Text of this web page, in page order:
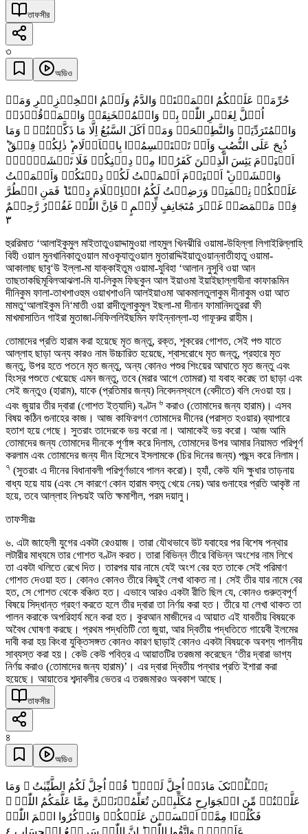
তাফসীর
৩
অডিও
حُرِّمَتۡ عَلَیۡکُمُ الۡمَیۡتَۃُ وَالدَّمُ وَلَحۡمُ الۡخِنۡزِیۡرِ وَمَاۤ
اُہِلَّ لِغَیۡرِ اللّٰہِ بِہٖ وَالۡمُنۡخَنِقَۃُ وَالۡمَوۡقُوۡذَۃُ
وَالۡمُتَرَدِّیَۃُ وَالنَّطِیۡحَۃُ وَمَاۤ اَکَلَ السَّبُعُ اِلَّا مَا ذَکَّیۡتُمۡ ۟ وَمَا
ذُبِحَ عَلَی النُّصُبِ وَاَنۡ تَسۡتَقۡسِمُوۡا بِالۡاَزۡلَامِ ؕ ذٰلِکُمۡ فِسۡقٌ ؕ
اَلۡیَوۡمَ یَئِسَ الَّذِیۡنَ کَفَرُوۡا مِنۡ دِیۡنِکُمۡ فَلَا تَخۡشَوۡہُمۡ
وَاخۡشَوۡنِ ؕ اَلۡیَوۡمَ اَکۡمَلۡتُ لَکُمۡ دِیۡنَکُمۡ وَاَتۡمَمۡتُ
عَلَیۡکُمۡ نِعۡمَتِیۡ وَرَضِیۡتُ لَکُمُ الۡاِسۡلَامَ دِیۡنًا ؕ فَمَنِ اضۡطُرَّ
فِیۡ مَخۡمَصَۃٍ غَیۡرَ مُتَجَانِفٍ لِّاِثۡمٍ ۙ فَاِنَّ اللّٰہَ غَفُوۡرٌ رَّحِیۡمٌ
٣
হুররিমাত ‘আলাইকুমুল মাইতাতুওয়াদ্দামুওয়া লাহমুল খিনঝীরি ওয়ামা-উহিল্লা লিগাইরিল্লাহি
বিহী ওয়াল মুনখানিকাতুওয়াল মাওকূযাতুওয়াল মুতারাদ্দিইয়াতুওয়ান্নাতীহাতু ওয়ামা-
আকালাছ ছাবু‘উ ইল্লা-মা যাক্কাইতুম ওয়ামা-যুবিহা ‘আলান নুসুবি ওয়া আন
তাছতাকছিমূবিলআঝলা-মি যা-লিকুম ফিছকুন আল ইয়াওমা ইয়াইছাল্লাযীনা কাফারূমিন
দীনিকুম ফালা-তাখশাওহুম ওয়াখশাওনি আলইয়াওমা আকমালতুলাকুম দীনাকুম ওয়া আত
মামতু‘আলাইকুম নি‘মাতী ওয়া রাদীতুলাকুমুল ইছলা-মা দীনান ফামানিদতুররা ফী
মাখমাসাতিন গাইরা মুতাজা-নিফিললিইছমিন ফাইন্নাল্লা-হা গাফূরুর রাহীম।
তোমাদের প্রতি হারাম করা হয়েছে মৃত জন্তু, রক্ত, শূকরের গোশত, সেই পশু যাতে
আল্লাহ ছাড়া অন্য কারও নাম উচ্চারিত হয়েছে, শ্বাসরোধে মৃত জন্তু, প্রহারে মৃত
জন্তু, উপর হতে পতনে মৃত জন্তু, অন্য কোনও পশুর শিংয়ের আঘাতে মৃত জন্তু এবং
হিংস্র পশুতে খেয়েছে এমন জন্তু, তবে (মরার আগে তোমরা) যা যবাহ করেছ তা ছাড়া এবং
সেই জন্তুও (হারাম), যাকে (প্রতিমার জন্য) নিবেদনস্থলে (বেদীতে) বলি দেওয়া হয়।
এবং জুয়ার তীর দ্বারা (গোশত ইত্যাদি) বণ্টন ৬ করাও (তোমাদের জন্য হারাম)। এসব
বিষয় কঠিন গুনাহের কাজ। আজ কাফিরগণ তোমাদের দীনের (পরাস্ত হওয়ার) ব্যাপারে
হতাশ হয়ে গেছে। সুতরাং তাদেরকে ভয় করো না। আমাকেই ভয় করো। আজ আমি
তোমাদের জন্য তোমাদের দীনকে পূর্ণাঙ্গ করে দিলাম, তোমাদের উপর আমার নিয়ামত পরিপূর্ণ
করলাম এবং তোমাদের জন্য দীন হিসেবে ইসলামকে (চির দিনের জন্য) পছন্দ করে নিলাম।
৭ (সুতরাং এ দীনের বিধানাবলী পরিপূর্ণভাবে পালন করো)। হ্যাঁ, কেউ যদি ক্ষুধার তাড়নায়
বাধ্য হয়ে যায় (এবং সে কারণে কোন হারাম বস্তু খেয়ে নেয়) আর গুনাহের প্রতি আকৃষ্ট না
হয়ে, তবে আল্লাহ নিশ্চয়ই অতি ক্ষমাশীল, পরম দয়ালু।
তাফসীরঃ
৬. এটা জাহেলী যুগের একটা রেওয়াজ। তারা যৌথভাবে উট যবাহের পর বিশেষ পন্থার
লটারীর মাধ্যমে তার গোশত বণ্টন করত। তারা বিভিন্ন তীরে বিভিন্ন অংশের নাম লিখে
তা একটা থলিতে রেখে দিত। তারপর যার নামে যেই অংশ বের হত তাকে সেই পরিমাণ
গোশত দেওয়া হত। কোনও কোনও তীরে কিছুই লেখা থাকত না। সেই তীর যার নামে বের
হত, সে গোশত থেকে বঞ্চিত হত। এভাবে আরও একটা রীতি ছিল যে, কোনও গুরুত্বপূর্ণ
বিষয়ে সিদ্ধান্ত গ্রহণ করতে হলে তীর দ্বারা তা নির্ণয় করা হত। তীরে যা লেখা থাকত তা
পালন করাকে অপরিহার্য মনে করা হত। কুরআন মাজীদের এ আয়াত এই যাবতীয় বিষয়কে
অবৈধ ঘোষণা করছে। প্রথম পদ্ধতিটি তো জুয়া, আর দ্বিতীয় পদ্ধতিতে গায়েবী ইলমের
দাবী করা হয় কিংবা যুক্তিসঙ্গত কোনও কারণ ছাড়াই কোনও একটা বিষয়কে অবশ্য পালনীয়
সাব্যস্ত করা হয়। কেউ কেউ পবিত্র এ আয়াতটির তরজমা করেছেন ‘তীর দ্বারা ভাগ্য
নির্ণয় করাও (তোমাদের জন্য হারাম)’। এর দ্বারা দ্বিতীয় পন্থার প্রতি ইশারা করা
হয়েছে। আয়াতের শব্দাবলীর ভেতর এ তরজমারও অবকাশ আছে।
তাফসীর
৪
অডিও
یَسۡـَٔلُوۡنَکَ مَاذَاۤ اُحِلَّ لَہُمۡ ؕ قُلۡ اُحِلَّ لَکُمُ الطَّیِّبٰتُ ۙ وَمَا
عَلَّمۡتُمۡ مِّنَ الۡجَوَارِحِ مُکَلِّبِیۡنَ تُعَلِّمُوۡنَہُنَّ مِمَّا عَلَّمَکُمُ اللّٰہُ ۫
فَکُلُوۡا مِمَّاۤ اَمۡسَکۡنَ عَلَیۡکُمۡ وَاذۡکُرُوا اسۡمَ اللّٰہِ
عَلَیۡہِ ۪ وَاتَّقُوا اللّٰہَ ؕ اِنَّ اللّٰہَ سَرِیۡعُ الۡحِسَابِ ٤